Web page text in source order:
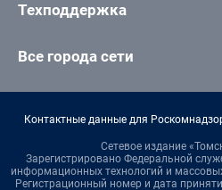
Техподдержка
Все города сети
Контактные данные для
Сетевое издание
Зарегистрировано Федеральной
информационных технологий и
Регистрационный номер и дата